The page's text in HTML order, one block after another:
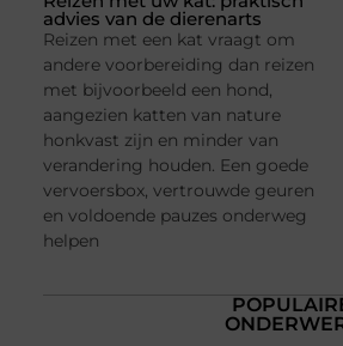
advies van de dierenarts
Reizen met een kat vraagt om
andere voorbereiding dan reizen
met bijvoorbeeld een hond,
aangezien katten van nature
honkvast zijn en minder van
verandering houden. Een goede
vervoersbox, vertrouwde geuren
en voldoende pauzes onderweg
helpen